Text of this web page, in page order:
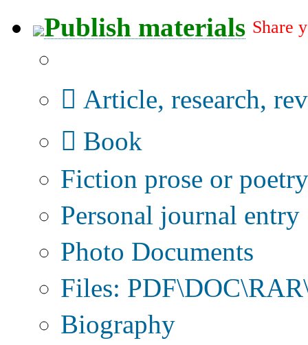
Publish materials Share
Article, research,
Book
Fiction prose or poetry
Personal journal entry
Photo Documents
Files:
Biography